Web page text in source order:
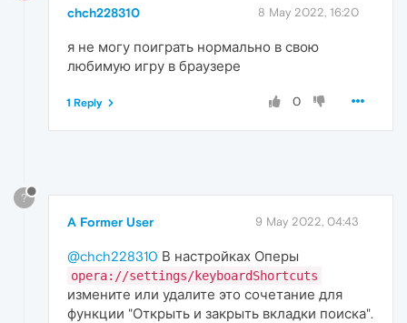
chch228310 8 May 2022, 16:20
я не могу поиграть нормально в свою
любимую игру в браузере
0
1 Reply
?
A Former User 9 May 2022, 04:43
@chch228310 В настройках Оперы
opera://settings/keyboardShortcuts
измените или удалите это сочетание для
функции "Открыть и закрыть вкладки поиска".